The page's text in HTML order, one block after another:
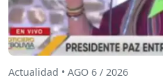
Actualidad • AGO 6 / 2026